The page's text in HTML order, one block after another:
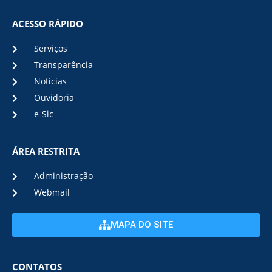
ACESSO RÁPIDO
Serviços
Transparência
Notícias
Ouvidoria
e-Sic
ÁREA RESTRITA
Administração
Webmail
MAPA DO SITE
CONTATOS